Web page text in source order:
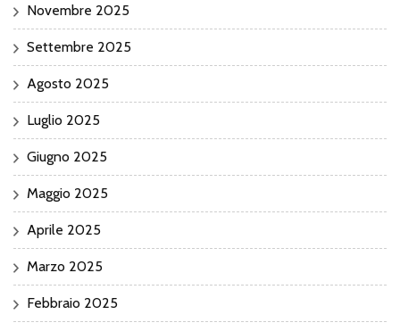
Novembre 2025
Settembre 2025
Agosto 2025
Luglio 2025
Giugno 2025
Maggio 2025
Aprile 2025
Marzo 2025
Febbraio 2025